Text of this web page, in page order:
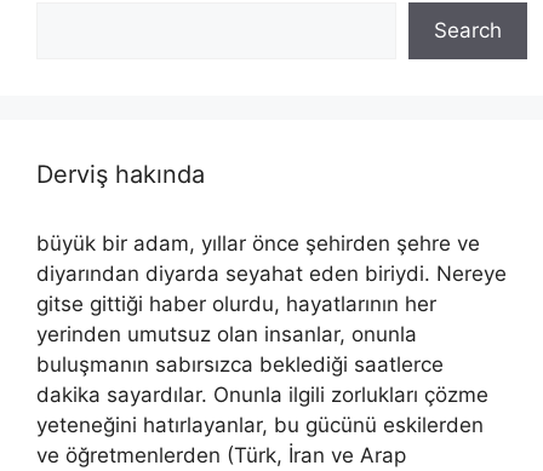
Search
Derviş hakında
büyük bir adam, yıllar önce şehirden şehre ve
diyarından diyarda seyahat eden biriydi. Nereye
gitse gittiği haber olurdu, hayatlarının her
yerinden umutsuz olan insanlar, onunla
buluşmanın sabırsızca beklediği saatlerce
dakika sayardılar. Onunla ilgili zorlukları çözme
yeteneğini hatırlayanlar, bu gücünü eskilerden
ve öğretmenlerden (Türk, İran ve Arap